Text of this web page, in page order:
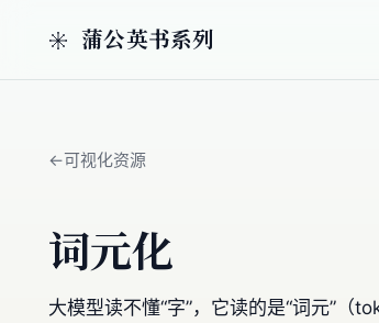
蒲公英书系列
可视化资源
词元化
大模型读不懂“字”，它读的是“词元”